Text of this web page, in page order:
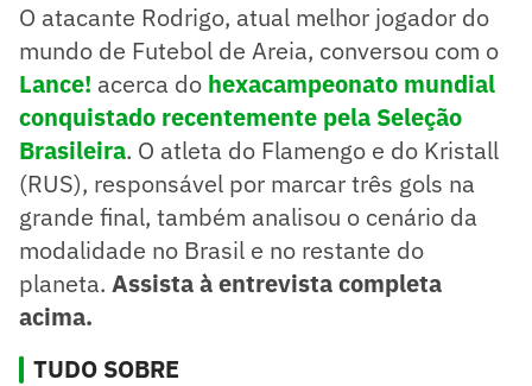
O atacante Rodrigo, atual melhor jogador do
mundo de Futebol de Areia, conversou com o
Lance! acerca do hexacampeonato mundial
conquistado recentemente pela Seleção
Brasileira. O atleta do Flamengo e do Kristall
(RUS), responsável por marcar três gols na
grande final, também analisou o cenário da
modalidade no Brasil e no restante do
planeta. Assista à entrevista completa
acima.
TUDO SOBRE